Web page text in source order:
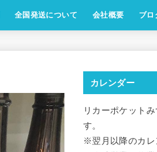
全国発送について 会社概要 ブロ
カレンダー
リカーポケット
す。
※翌月以降のカレ